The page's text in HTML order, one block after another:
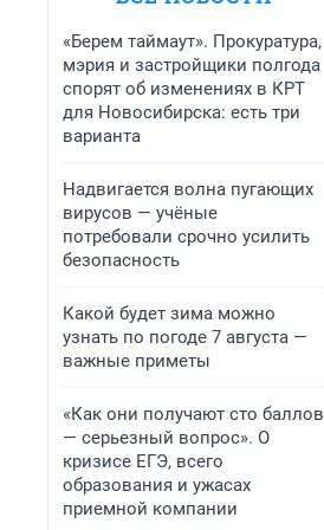
«Берем таймаут». Прокуратура,
мэрия и застройщики полгода
спорят об изменениях в КРТ
для Новосибирска: есть три
варианта
Надвигается волна пугающих
вирусов — учёные
потребовали срочно усилить
безопасность
Какой будет зима можно
узнать по погоде 7 августа —
важные приметы
«Как они получают сто баллов
— серьезный вопрос». О
кризисе ЕГЭ, всего
образования и ужасах
приемной компании